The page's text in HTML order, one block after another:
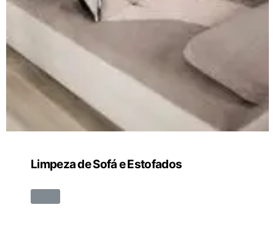
Limpeza de Sofá e Estofados